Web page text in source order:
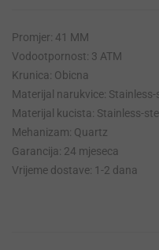
Promjer: 41 MM
Vodootpornost: 3 ATM
Krunica: Obicna
Materijal narukvice: Stainless-
Materijal kucista: Stainless-
Mehanizam: Quartz
Garancija: 24 mjeseca
Vrijeme dostave: 1-2 dana